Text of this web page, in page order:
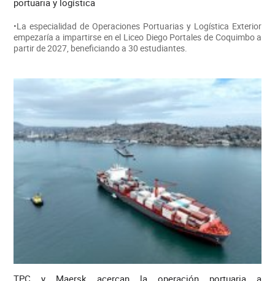
•La especialidad de Operaciones Portuarias y Logística Exterior
empezaría a impartirse en el Liceo Diego Portales de Coquimbo a
partir de 2027, beneficiando a 30 estudiantes.